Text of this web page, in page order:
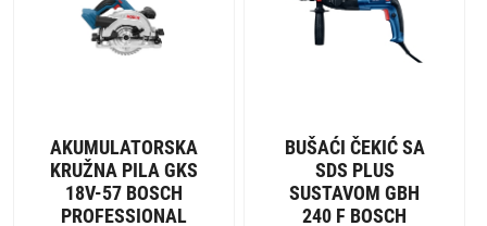
AKUMULATORSKA
KRUŽNA PILA GKS
18V-57 BOSCH
PROFESSIONAL
BUŠAĆI ČEKIĆ SA
SDS PLUS
SUSTAVOM GBH
240 F BOSCH